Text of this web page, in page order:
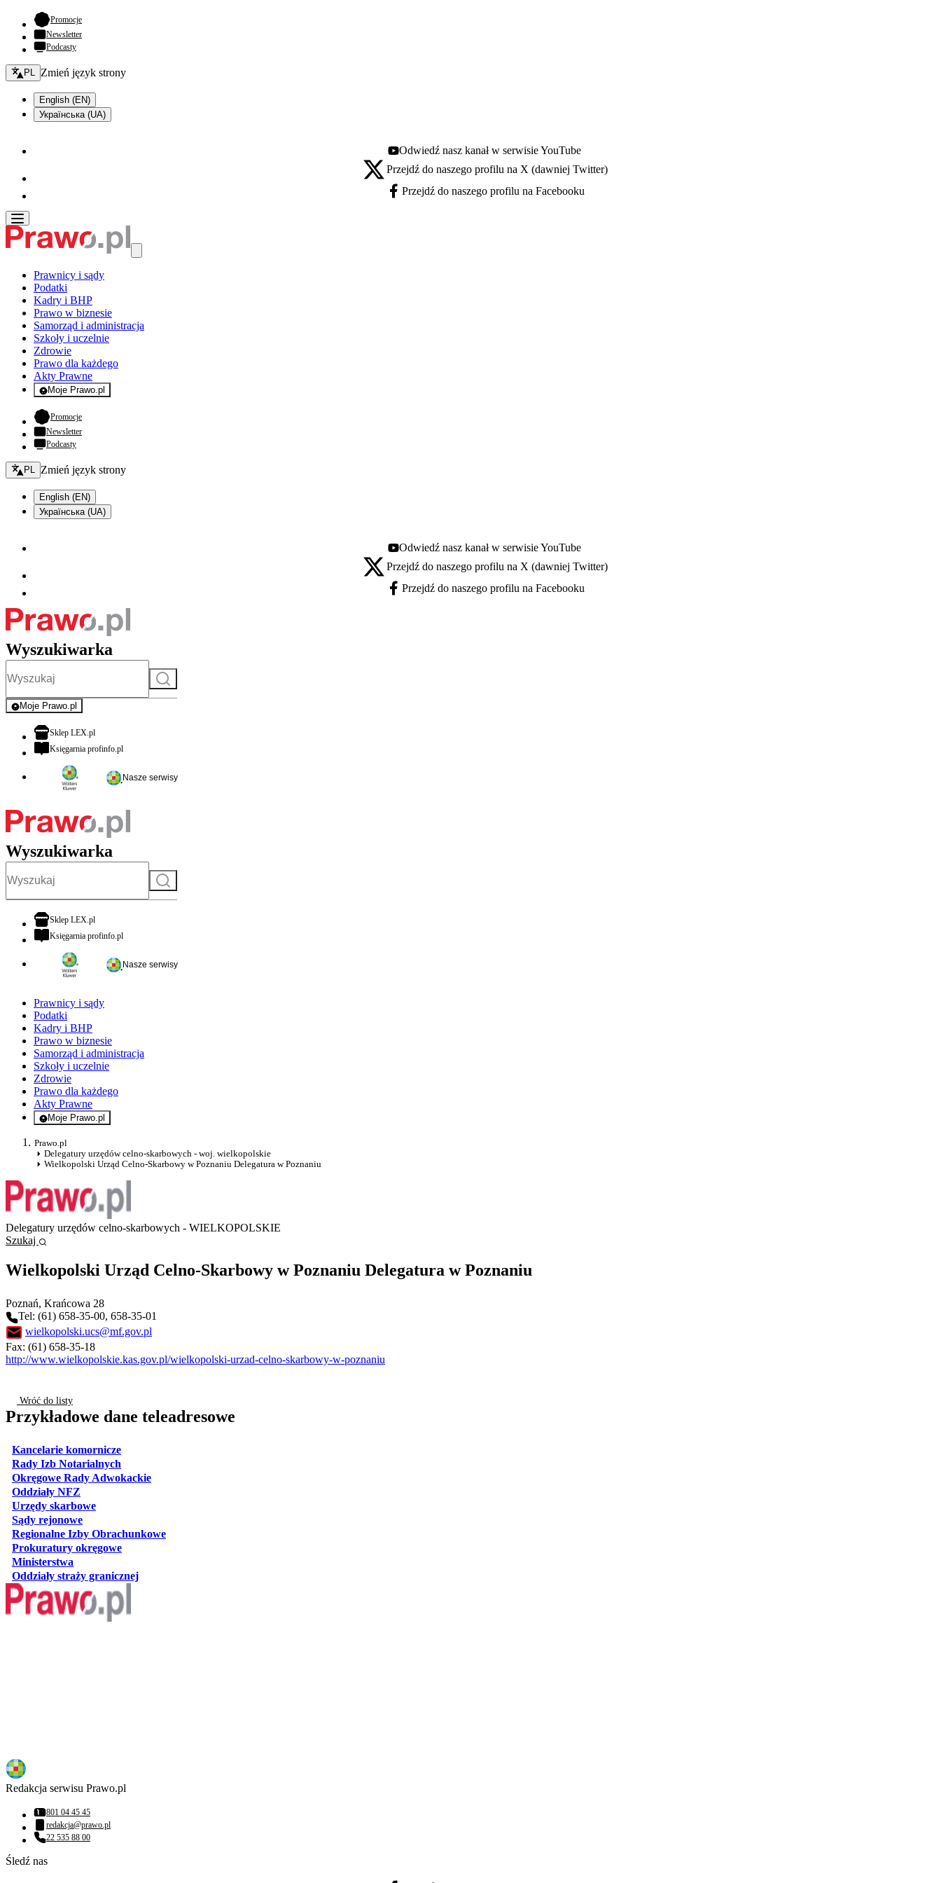
Promocje- otwiera się w nowej karcie
Newsletter
Podcasty
Zmień język - bieżący:
PL Zmień język strony
English (EN)
Українська (UA)
Youtube - otwiera się w nowej karcie
Odwiedź nasz kanał w serwisie YouTube
X - otwiera się w nowej karcie
Przejdź do naszego profilu na X (dawniej Twitter)
Facebook - otwiera się w nowej karcie
Przejdź do naszego profilu na Facebooku
Prawnicy i sądy
Podatki
Kadry i BHP
Prawo w biznesie
Samorząd i administracja
Szkoły i uczelnie
Zdrowie
Prawo dla każdego
Akty Prawne
Moje Prawo.pl
- rejestracja i logowanie do serwisu
Promocje- otwiera się w nowej karcie
Newsletter
Podcasty
Zmień język - bieżący:
PL Zmień język strony
English (EN)
Українська (UA)
Youtube - otwiera się w nowej karcie
Odwiedź nasz kanał w serwisie YouTube
X - otwiera się w nowej karcie
Przejdź do naszego profilu na X (dawniej Twitter)
Facebook - otwiera się w nowej karcie
Przejdź do naszego profilu na Facebooku
Wyszukiwarka
Szukaj
Moje Prawo.pl
- rejestracja i logowanie do serwisu
Sklep LEX.plotwiera się w nowej karcie
Księgarnia profinfo.plotwiera się w nowej karcie
Nasze serwisy
Wyszukiwarka
Szukaj
Sklep LEX.plotwiera się w nowej karcie
Księgarnia profinfo.plotwiera się w nowej karcie
Nasze serwisy
Prawnicy i sądy
Podatki
Kadry i BHP
Prawo w biznesie
Samorząd i administracja
Szkoły i uczelnie
Zdrowie
Prawo dla każdego
Akty Prawne
Moje Prawo.pl
- rejestracja i logowanie do serwisu
Prawo.pl
Delegatury urzędów celno-skarbowych - woj. wielkopolskie
Wielkopolski Urząd Celno-Skarbowy w Poznaniu Delegatura w Poznaniu
Delegatury urzędów celno-skarbowych - WIELKOPOLSKIE
Szukaj
Wielkopolski Urząd Celno-Skarbowy w Poznaniu Delegatura w Poznaniu
Poznań, Krańcowa 28
Tel: (61) 658-35-00, 658-35-01
wielkopolski.ucs@mf.gov.pl
Fax: (61) 658-35-18
http://www.wielkopolskie.kas.gov.pl/wielkopolski-urzad-celno-skarbowy-w-poznaniu
Wróć do listy
Przykładowe dane teleadresowe
Kancelarie komorniczeotwiera się w nowej karcie
Rady Izb Notarialnych
Okręgowe Rady Adwokackieotwiera się w nowej karcie
Oddziały NFZ
Urzędy skarboweotwiera się w nowej karcie
Sądy rejonoweotwiera się w nowej karcie
Regionalne Izby Obrachunkoweotwiera się w nowej karcie
Prokuratury okręgoweotwiera się w nowej karcie
Ministerstwa
Oddziały straży granicznejotwiera się w nowej karcie
Redakcja serwisu Prawo.pl
Numer telefonu:
801 04 45 45
Adres email:
redakcja@prawo.pl
Numer telefonu:
22 535 88 00
Śledź nas